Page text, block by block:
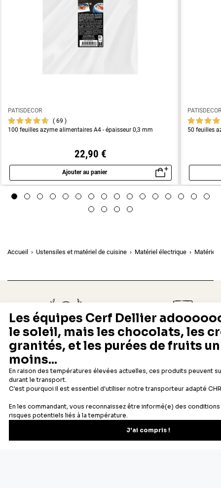
PATISDECOR
69
100 feuilles azyme alimentaires A4 - épaisseur 0,3 mm
22,90 €
Ajouter au panier
Aperçu rapide
50 feuilles
Accueil Ustensiles et matériel de cuisine Matériel électrique Matériel
Depuis 1932
Fabricant français reconnu
Livraison rapide 24/48h
Offerte dès 69 € en point
Newsletter
Recevez les recettes, astuces et offres spéciales.